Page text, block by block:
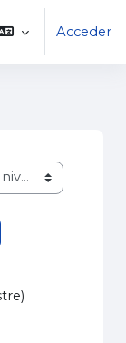
Acceder
cursos